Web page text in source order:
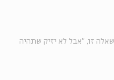
זו, "אבל לא יזיק שתהיה